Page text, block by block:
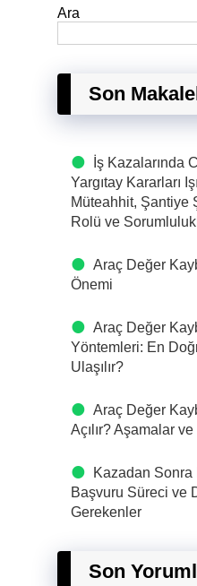
Ara
Son
İş Kazalarında
Yargıtay Kararları
Müteahhit, Şantiye
Rolü ve
Araç Değer
Önemi
Araç Değer
Yöntemleri: En
Ulaşılır?
Araç Değer
Açılır? Aşamalar
Kazadan Sonra
Başvuru Süreci ve
Gerekenler
Son